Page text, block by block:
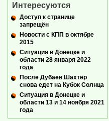
Интересуются
Доступ к странице
запрещён
Новости с КПП в октябре
2015
Ситуация в Донецке и
области 28 января 2022
года
После Дубаев Шахтёр
снова едет на Кубок Солнца
Ситуация в Донецке и
области 13 и 14 ноября 2021
года